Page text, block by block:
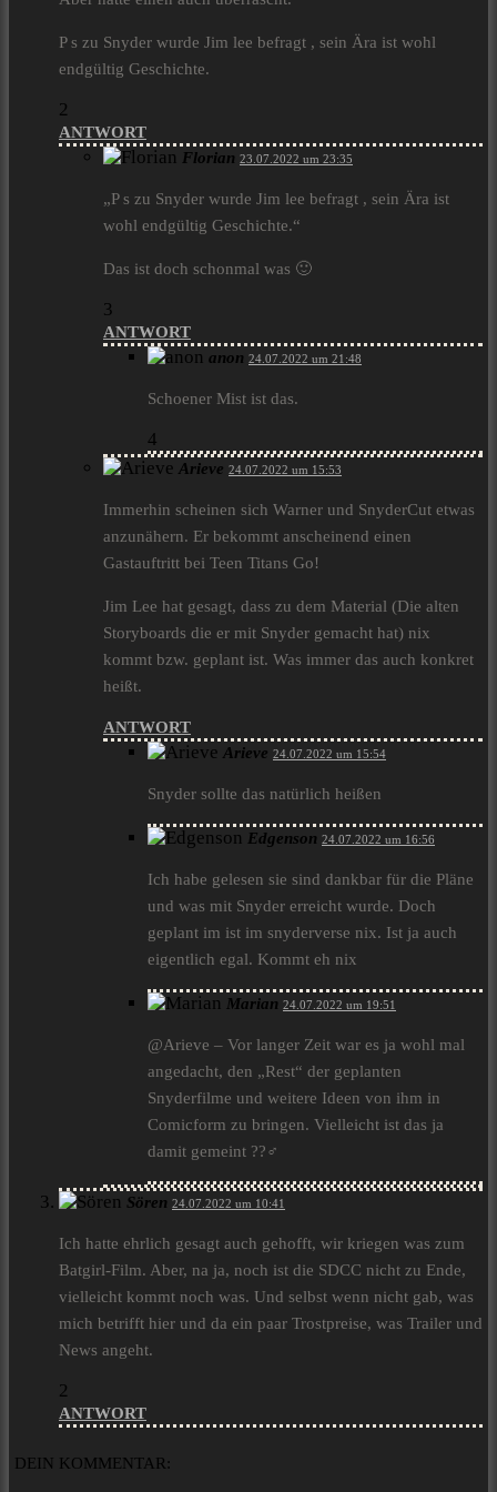
P s zu Snyder wurde Jim lee befragt , sein Ära ist wohl
endgültig Geschichte.
2
ANTWORT
Florian 23.07.2022 um 23:35
„P s zu Snyder wurde Jim lee befragt , sein Ära ist
wohl endgültig Geschichte.“
Das ist doch schonmal was 🙂
3
ANTWORT
anon 24.07.2022 um 21:48
Schoener Mist ist das.
4
Arieve 24.07.2022 um 15:53
Immerhin scheinen sich Warner und SnyderCut etwas
anzunähern. Er bekommt anscheinend einen
Gastauftritt bei Teen Titans Go!
Jim Lee hat gesagt, dass zu dem Material (Die alten
Storyboards die er mit Snyder gemacht hat) nix
kommt bzw. geplant ist. Was immer das auch konkret
heißt.
ANTWORT
Arieve 24.07.2022 um 15:54
Snyder sollte das natürlich heißen
Edgenson 24.07.2022 um 16:56
Ich habe gelesen sie sind dankbar für die Pläne
und was mit Snyder erreicht wurde. Doch
geplant im ist im snyderverse nix. Ist ja auch
eigentlich egal. Kommt eh nix
Marian 24.07.2022 um 19:51
@Arieve – Vor langer Zeit war es ja wohl mal
angedacht, den „Rest“ der geplanten
Snyderfilme und weitere Ideen von ihm in
Comicform zu bringen. Vielleicht ist das ja
damit gemeint ??‍♂️
Sören 24.07.2022 um 10:41
Ich hatte ehrlich gesagt auch gehofft, wir kriegen was zum
Batgirl-Film. Aber, na ja, noch ist die SDCC nicht zu Ende,
vielleicht kommt noch was. Und selbst wenn nicht gab, was
mich betrifft hier und da ein paar Trostpreise, was Trailer und
News angeht.
2
ANTWORT
DEIN KOMMENTAR: